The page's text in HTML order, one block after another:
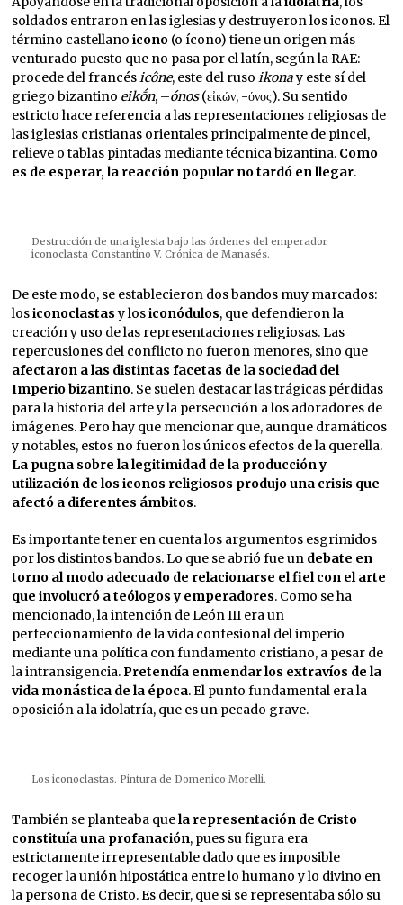
soldados entraron en las iglesias y destruyeron los iconos. El
término castellanoicono (o ícono) tiene un origen más
venturado puesto que no pasa por el latín, según la RAE:
procede del francésicône, este del rusoikonay este sí del
griego bizantino eikṓn, –ónos(εἰκών, -όνος). Su sentido
estricto hace referencia a las representaciones religiosas de
las iglesias cristianas orientales principalmente de pincel,
relieve o tablas pintadas mediante técnica bizantina. Como
es de esperar, la reacción popular no tardó en llegar.
Destrucción de una iglesia bajo las órdenes del emperador
iconoclasta Constantino V. Crónica de Manasés.
De este modo, se establecieron dos bandos muy marcados:
losiconoclastasy losiconódulos, que defendieron la
creación y uso de las representaciones religiosas. Las
repercusiones del conflicto no fueron menores, sino que
afectaron a las distintas facetas de la sociedad del
Imperio bizantino. Se suelen destacar las trágicas pérdidas
para la historia del arte y la persecución a los adoradores de
imágenes. Pero hay que mencionar que, aunque dramáticos
y notables, estos no fueron los únicos efectos de la querella.
La pugna sobre la legitimidad de la producción y
utilización de los iconos religiosos produjo una crisis que
afectó a diferentes ámbitos.
Es importante tener en cuenta los argumentos esgrimidos
por los distintos bandos. Lo que se abrió fue un debate en
torno al modo adecuado de relacionarse el fiel con el arte
que involucró a teólogos y emperadores. Como se ha
mencionado, la intención de León III era un
perfeccionamiento de la vida confesional del imperio
mediante una política con fundamento cristiano, a pesar de
la intransigencia.Pretendía enmendar los extravíos de la
vida monástica de la época. El punto fundamental era la
oposición a la idolatría, que es un pecado grave.
Los iconoclastas. Pintura de Domenico Morelli.
También se planteaba quela representación de Cristo
constituía una profanación, pues su figura era
estrictamente irrepresentable dado que es imposible
recoger la unión hipostática entre lo humano y lo divino en
la persona de Cristo. Es decir, que si se representaba sólo su